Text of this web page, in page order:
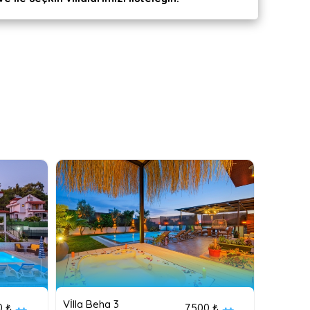
₺
Vİlla Beha 3
7,500 ₺